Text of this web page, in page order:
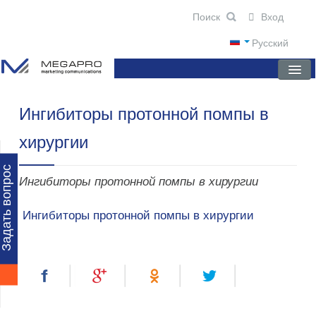
вопрос
Русский
Вход
ГЛАВНАЯ
О КОМПАНИИ
НОВОСТИ
НАУЧНЫЕ ПУБЛИКАЦИИ
Ингибиторы протонной помпы в
хирургии
Ингибиторы протонной помпы в хирургии
Ингибиторы протонной помпы в хирургии